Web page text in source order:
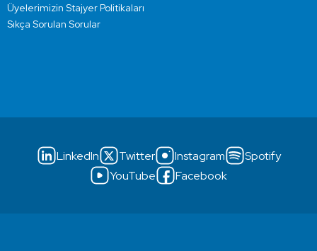
Üyelerimizin Stajyer Politikaları
Sıkça Sorulan Sorular
LinkedIn Twitter Instagram
Spotify
YouTube
Facebook